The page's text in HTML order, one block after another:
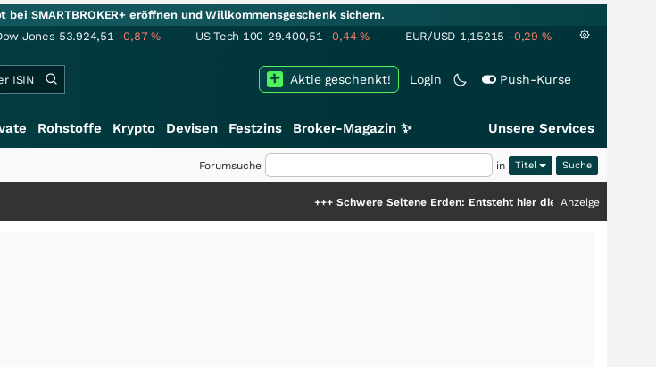
bei SMARTBROKER+ eröffnen und Willkommensgeschenk sichern.
Jones 53.924,51 -0,87% US Tech 100 29.400,51 -0,44% EUR/USD 1,15215 -0,29 %
Login Push-Kurse
Aktie geschenkt!
Rohstoffe Krypto Devisen Festzins Broker-Magazin ✨ Unsere Services
Forumsuche in Titel
Schwere Seltene Erden: Entsteht hier die nächste Milliardenstory?
Anzeige